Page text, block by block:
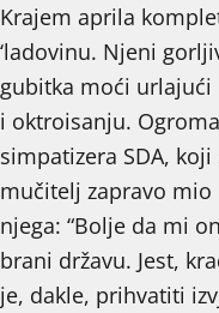
Krajem aprila
‘ladovinu. Njeni
gubitka moći
i oktroisanju.
simpatizera SDA,
mučitelj zapravo
njega: “Bolje da mi
brani državu. Jest,
je, dakle, prihvatiti